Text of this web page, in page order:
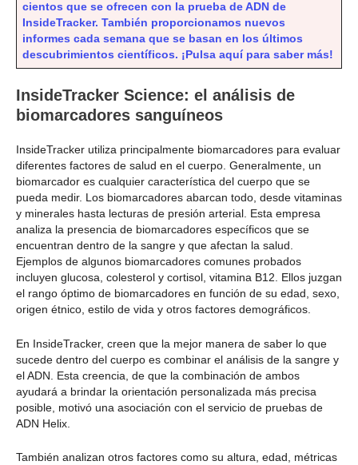
cientos que se ofrecen con la prueba de ADN de
InsideTracker. También proporcionamos nuevos
informes cada semana que se basan en los últimos
descubrimientos científicos. ¡Pulsa aquí para saber más!
InsideTracker Science: el análisis de
biomarcadores sanguíneos
InsideTracker utiliza principalmente biomarcadores para evaluar
diferentes factores de salud en el cuerpo. Generalmente, un
biomarcador es cualquier característica del cuerpo que se
pueda medir. Los biomarcadores abarcan todo, desde vitaminas
y minerales hasta lecturas de presión arterial. Esta empresa
analiza la presencia de biomarcadores específicos que se
encuentran dentro de la sangre y que afectan la salud.
Ejemplos de algunos biomarcadores comunes probados
incluyen glucosa, colesterol y cortisol, vitamina B12. Ellos juzgan
el rango óptimo de biomarcadores en función de su edad, sexo,
origen étnico, estilo de vida y otros factores demográficos.
En InsideTracker, creen que la mejor manera de saber lo que
sucede dentro del cuerpo es combinar el análisis de la sangre y
el ADN. Esta creencia, de que la combinación de ambos
ayudará a brindar la orientación personalizada más precisa
posible, motivó una asociación con el servicio de pruebas de
ADN Helix.
También analizan otros factores como su altura, edad, métricas